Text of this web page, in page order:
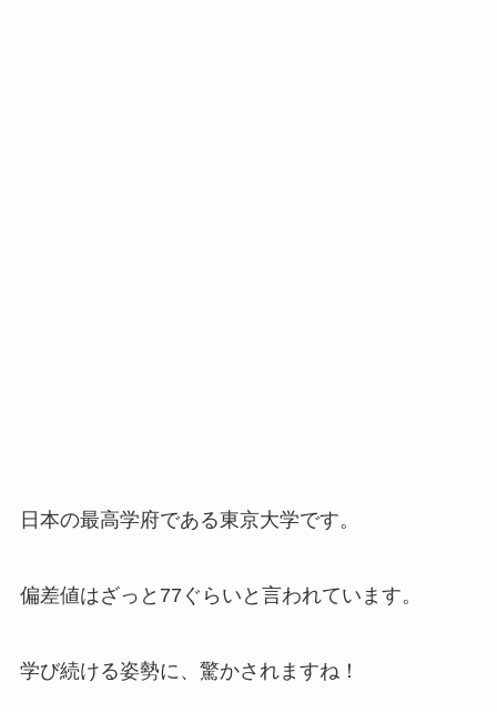
日本の最高学府である東京大学です。
偏差値はざっと77ぐらいと言われています。
学び続ける姿勢に、驚かされますね！